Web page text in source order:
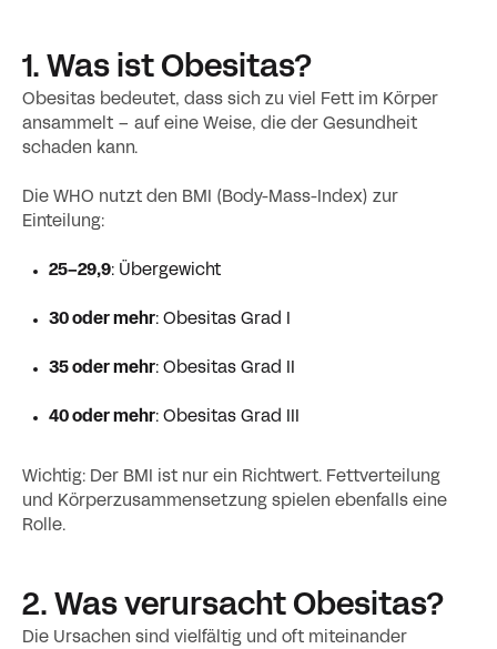
1. Was ist Obesitas?
Obesitas bedeutet, dass sich zu viel Fett im Körper
ansammelt – auf eine Weise, die der Gesundheit
schaden kann.
Die WHO nutzt den BMI (Body-Mass-Index) zur
Einteilung:
25–29,9: Übergewicht
30 oder mehr: Obesitas Grad I
35 oder mehr: Obesitas Grad II
40 oder mehr: Obesitas Grad III
Wichtig: Der BMI ist nur ein Richtwert. Fettverteilung
und Körperzusammensetzung spielen ebenfalls eine
Rolle.
2. Was verursacht Obesitas?
Die Ursachen sind vielfältig und oft miteinander